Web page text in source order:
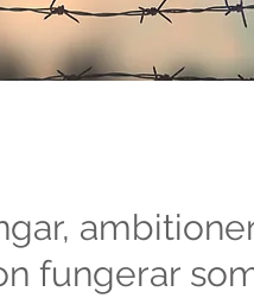
fungerar